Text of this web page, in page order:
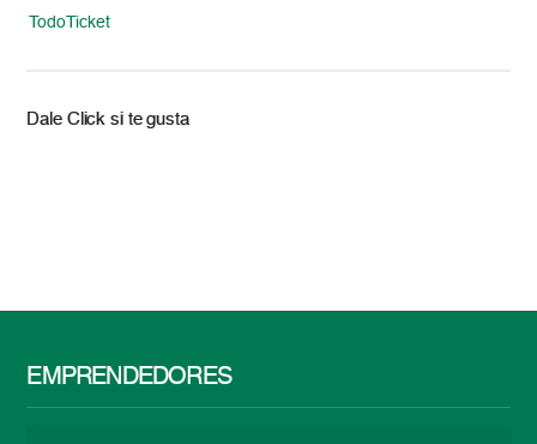
TodoTicket
Dale Click si te gusta
EMPRENDEDORES